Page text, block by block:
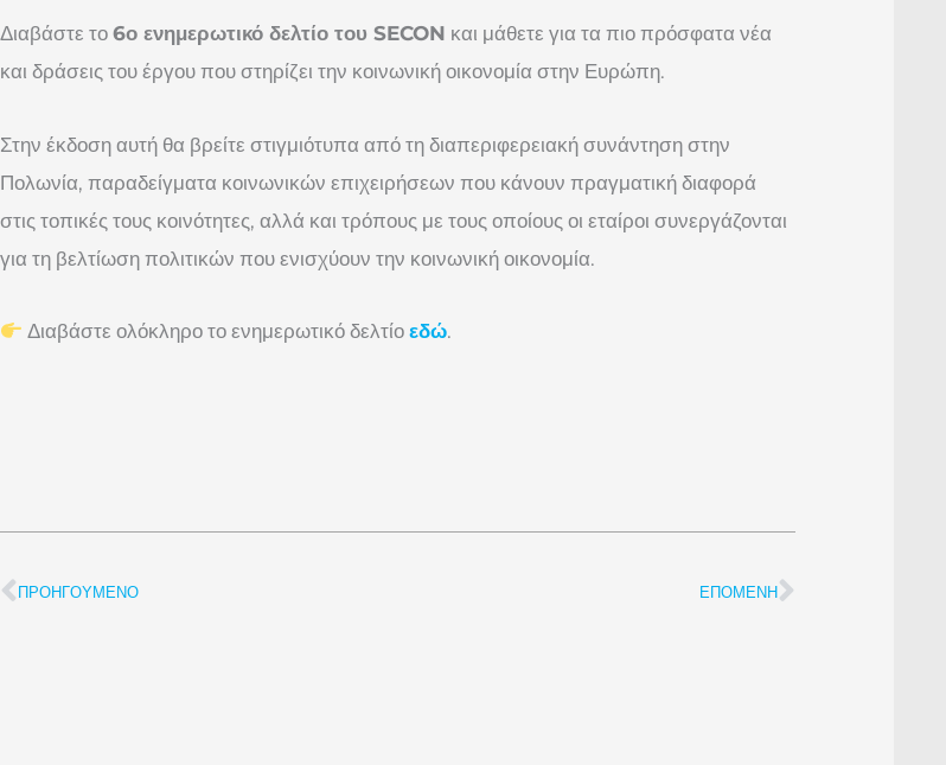
Διαβάστε το 6ο ενημερωτικό δελτίο του SECON και μάθετε για τα πιο πρόσφατα νέα
και δράσεις του έργου που στηρίζει την κοινωνική οικονομία στην Ευρώπη.
Στην έκδοση αυτή θα βρείτε στιγμιότυπα από τη διαπεριφερειακή συνάντηση στην
Πολωνία, παραδείγματα κοινωνικών επιχειρήσεων που κάνουν πραγματική διαφορά
στις τοπικές τους κοινότητες, αλλά και τρόπους με τους οποίους οι εταίροι συνεργάζονται
για τη βελτίωση πολιτικών που ενισχύουν την κοινωνική οικονομία.
Διαβάστε ολόκληρο το ενημερωτικό δελτίοεδώ.
Προηγ.
ΠΡΟΗΓΟΎΜΕΝΟ ΕΠΌΜΕΝΗΕπόμενη